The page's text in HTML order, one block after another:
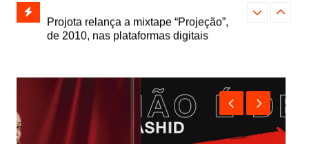
e abre
autoral,
de 2010, nas plataformas digitais
Farofa